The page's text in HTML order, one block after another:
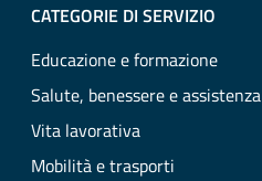
CATEGORIE DI SERVIZIO
Educazione e formazione
Salute, benessere e assistenza
Vita lavorativa
Mobilità e trasporti